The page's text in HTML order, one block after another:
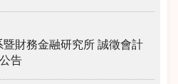
財務金融研究所 誠徵會計
告